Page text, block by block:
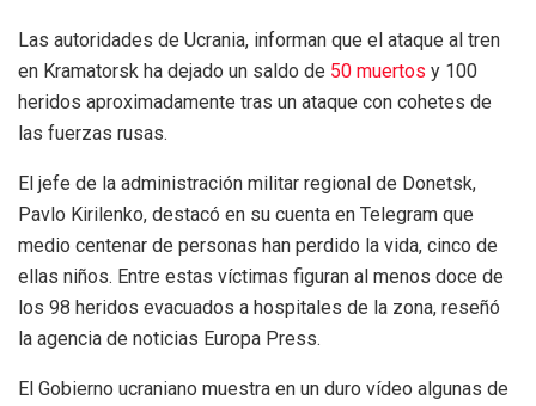
Las autoridades de Ucrania, informan que el ataque al tren
en Kramatorsk ha dejado un saldo de 50 muertos y 100
heridos aproximadamente tras un ataque con cohetes de
las fuerzas rusas.
El jefe de la administración militar regional de Donetsk,
Pavlo Kirilenko, destacó en su cuenta en Telegram que
medio centenar de personas han perdido la vida, cinco de
ellas niños. Entre estas víctimas figuran al menos doce de
los 98 heridos evacuados a hospitales de la zona, reseñó
la agencia de noticias Europa Press.
El Gobierno ucraniano muestra en un duro vídeo algunas de